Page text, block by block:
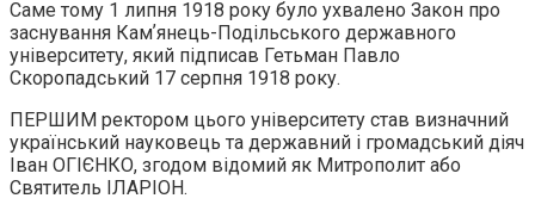
Саме тому 1 липня 1918 року було ухвалено Закон про
заснування Камʼянець-Подільського державного
університету, який підписав Гетьман Павло
Скоропадський 17 серпня 1918 року.
ПЕРШИМ ректором цього університету став визначний
український науковець та державний і громадський діяч
Іван ОГІЄНКО, згодом відомий як Митрополит або
Святитель ІЛАРІОН.